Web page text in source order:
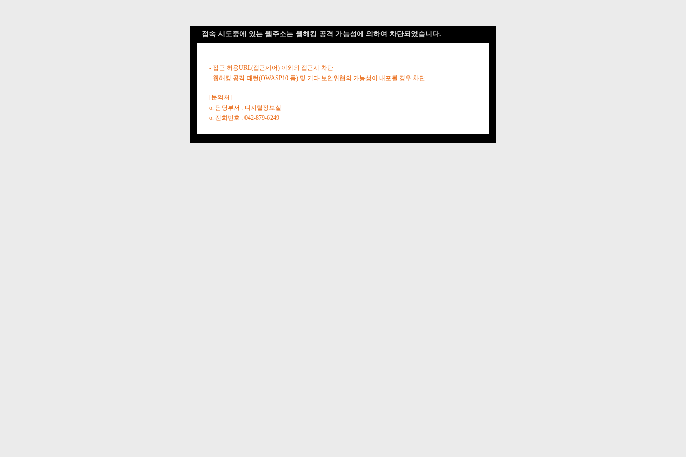
접속 시도중에 있는 웹주소는 웹해킹 공격 가능성에 의하여 차단되었습니다.
- 접근 허용URL(접근제어) 이외의 접근시 차단
- 웹해킹 공격 패턴(OWASP10 등) 및 기타 보안위협의 가능성이 내포될 경우 차단
[문의처]
o. 담당부서 : 디지털정보실
o. 전화번호 : 042-879-6249